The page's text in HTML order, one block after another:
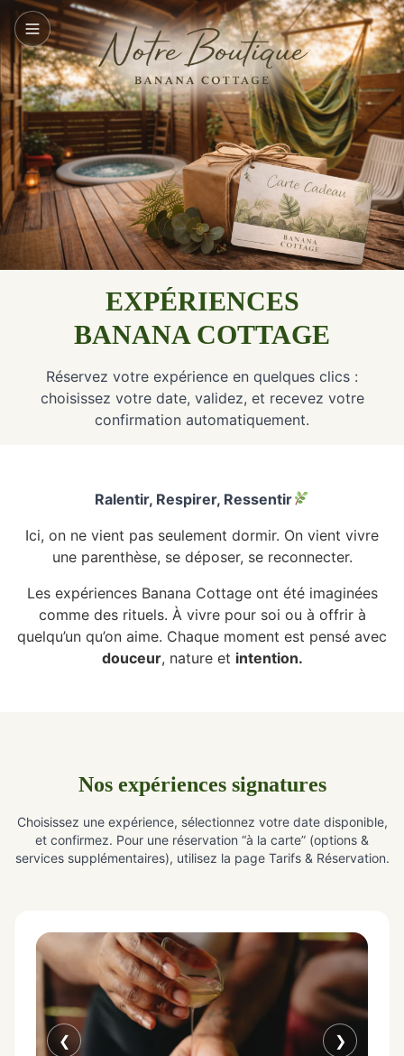
EXPÉRIENCES
BANANA COTTAGE
Réservez votre expérience en quelques clics :
choisissez votre date, validez, et recevez votre
confirmation automatiquement.
Ralentir, Respirer, Ressentir
Ici, on ne vient pas seulement dormir. On vient vivre
une parenthèse, se déposer, se reconnecter.
Les expériences Banana Cottage ont été imaginées
comme des rituels. À vivre pour soi ou à offrir à
quelqu’un qu’on aime. Chaque moment est pensé avec
douceur, nature et intention.
Nos expériences signatures
Choisissez une expérience, sélectionnez votre date disponible,
et confirmez. Pour une réservation “à la carte” (options &
services supplémentaires), utilisez la page Tarifs & Réservation.
❮ ❯